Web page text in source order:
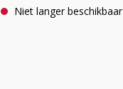
Niet langer beschikbaar